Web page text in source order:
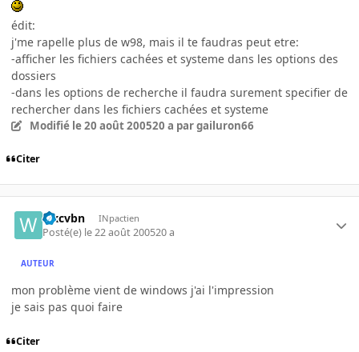
édit:
j'me rapelle plus de w98, mais il te faudras peut etre:
-afficher les fichiers cachées et systeme dans les options des
dossiers
-dans les options de recherche il faudra surement specifier de
rechercher dans les fichiers cachées et systeme
Modifié le 20 août 200520 a par gailuron66
Citer
wxcvbn INpactien
Posté(e) le 22 août 200520 a
AUTEUR
mon problème vient de windows j'ai l'impression
je sais pas quoi faire
Citer